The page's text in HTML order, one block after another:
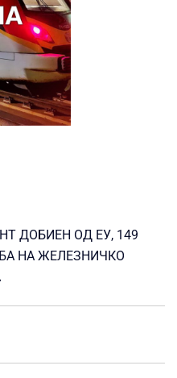
ДОБИЕН ОД ЕУ, 149
НА ЖЕЛЕЗНИЧКО